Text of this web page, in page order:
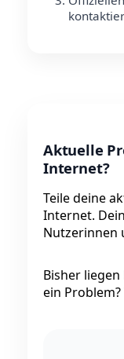
Aktuelle
Internet?
Teile deine
Internet.
Nutzerinnen
Bisher
ein